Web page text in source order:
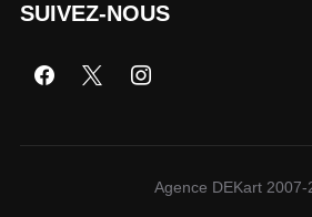
SUIVEZ-NOUS
Agence DEKart 2007-